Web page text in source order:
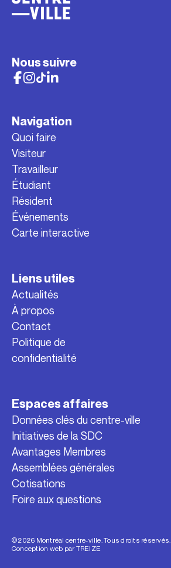
Nous suivre
Navigation
Quoi faire
Visiteur
Travailleur
Étudiant
Résident
Événements
Carte interactive
Liens utiles
Actualités
À propos
Contact
Politique de
confidentialité
Espaces affaires
Données clés du centre-ville
Initiatives de la SDC
Avantages Membres
Assemblées générales
Cotisations
Foire aux questions
© 2026 Montréal centre-ville. Tous droits réservés.
Conception web parTREIZE